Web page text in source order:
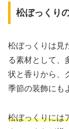
松ぼっくり
松ぼっくりは見
る素材として、
状と香りから、
季節の装飾にも
松ぼっくりには